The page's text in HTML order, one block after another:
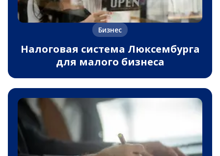
Бизнес
Налоговая система Люксембурга
для малого бизнеса